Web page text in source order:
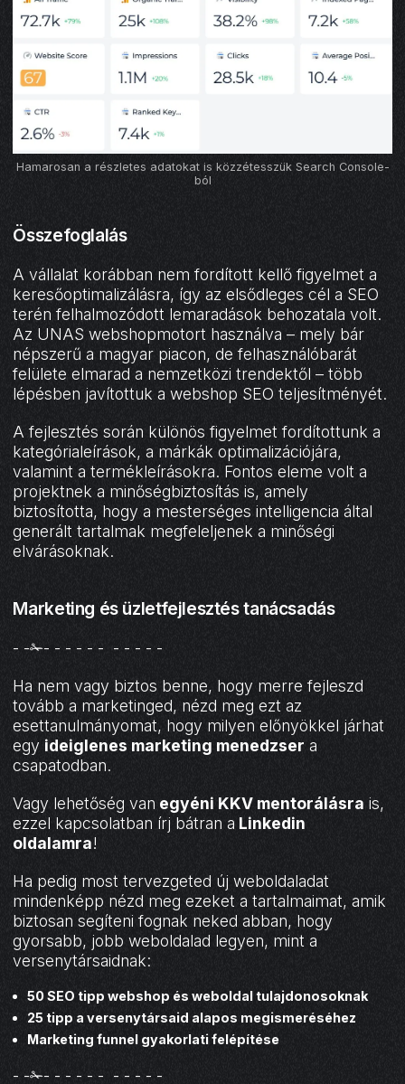
Hamarosan a részletes adatokat is közzétesszük Search Console-
ból
Összefoglalás
A vállalat korábban nem fordított kellő figyelmet a
keresőoptimalizálásra, így az elsődleges cél a SEO
terén felhalmozódott lemaradások behozatala volt.
Az UNAS webshopmotort használva – mely bár
népszerű a magyar piacon, de felhasználóbarát
felülete elmarad a nemzetközi trendektől – több
lépésben javítottuk a webshop SEO teljesítményét.
A fejlesztés során különös figyelmet fordítottunk a
kategórialeírások, a márkák optimalizációjára,
valamint a termékleírásokra. Fontos eleme volt a
projektnek a minőségbiztosítás is, amely
biztosította, hogy a mesterséges intelligencia által
generált tartalmak megfeleljenek a minőségi
elvárásoknak.
Marketing és üzletfejlesztés tanácsadás
- -✁- - - - - - - - - - -
Ha nem vagy biztos benne, hogy merre fejleszd
tovább a marketinged, nézd meg ezt az
esettanulmányomat, hogy milyen előnyökkel járhat
egy ideiglenes marketing menedzser a
csapatodban.
Vagy lehetőség van egyéni KKV mentorálásra is,
ezzel kapcsolatban írj bátran a Linkedin
oldalamra!
Ha pedig most tervezgeted új weboldaladat
mindenképp nézd meg ezeket a tartalmaimat, amik
biztosan segíteni fognak neked abban, hogy
gyorsabb, jobb weboldalad legyen, mint a
versenytársaidnak:
50 SEO tipp webshop és weboldal tulajdonosoknak
25 tipp a versenytársaid alapos megismeréséhez
Marketing funnel gyakorlati felépítése
- -✁- - - - - - - - - - -